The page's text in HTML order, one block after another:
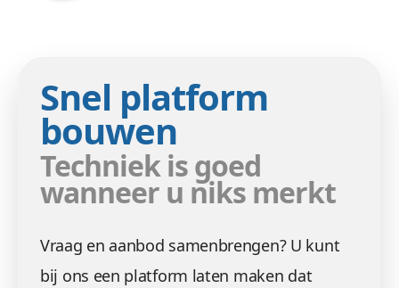
Snel platform
bouwen
Techniek is goed
wanneer u niks merkt
Vraag en aanbod samenbrengen? U kunt
bij ons een platform laten maken dat